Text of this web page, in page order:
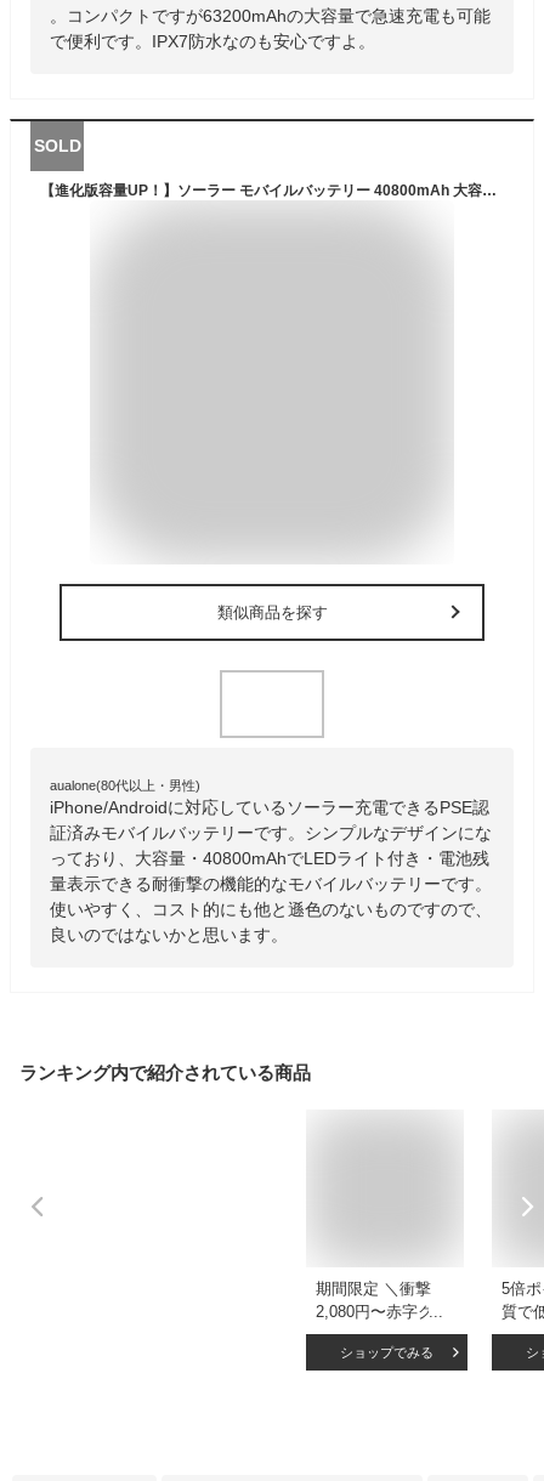
。コンパクトですが63200mAhの大容量で急速充電も可能
で便利です。IPX7防水なのも安心ですよ。
SOLD
【進化版容量UP！】ソーラー モバイルバッテリー 40800mAh 大容量 iphone急速充電 ソーラー充電器 LEDライト付き 携帯充電器 3USB出力ポート QC&PD対応 太陽光で充電可能 ソーラーチャージャー アウトドア 電池残量表示 耐衝撃 iPhone/Android対応 防災グッズ PSE認証済み
類似商品を探す
aualone(80代以上・男性)
iPhone/Androidに対応しているソーラー充電できるPSE認
証済みモバイルバッテリーです。シンプルなデザインにな
っており、大容量・40800mAhでLEDライト付き・電池残
量表示できる耐衝撃の機能的なモバイルバッテリーです。
使いやすく、コスト的にも他と遜色のないものですので、
良いのではないかと思います。
ランキング内で紹介されている商品
期間限定 ＼衝撃
2,080円〜赤字クー
ポンで／【楽天1
位】 ソーラー充電
ショップでみる
5倍
質で
ー充
ッテ
シ